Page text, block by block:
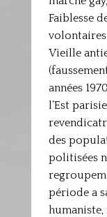
Faiblesse
volontaires
Vieille
années
l’Est
des
politisées
période a